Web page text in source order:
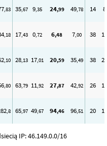
,83 35,67 9,35 24,99 49,78 14 8
,18 17,43 0,72 6,48 7,00 38 11
,10 28,13 17,01 20,59 35,49 38 20
,80 63,79 11,92 27,87 42,92 26 18
,8 65,97 49,67 94,46 96,51 20 17
IP: 46.149.0.0/16